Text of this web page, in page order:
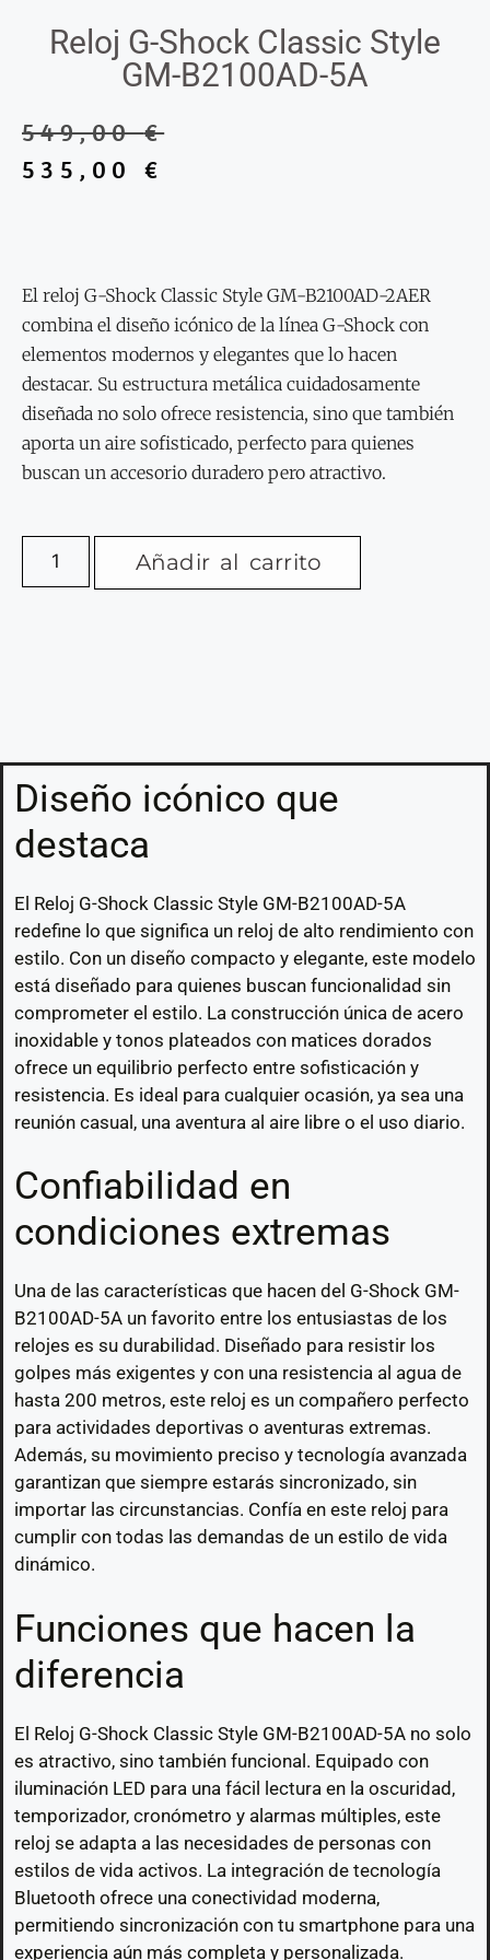
Reloj G-Shock Classic Style
GM-B2100AD-5A
549,00€
535,00 €
El reloj G-Shock Classic Style GM-B2100AD-2AER
combina el diseño icónico de la línea G-Shock con
elementos modernos y elegantes que lo hacen
destacar. Su estructura metálica cuidadosamente
diseñada no solo ofrece resistencia, sino que también
aporta un aire sofisticado, perfecto para quienes
buscan un accesorio duradero pero atractivo.
Añadir al carrito
Diseño icónico que
destaca
El Reloj G-Shock Classic Style GM-B2100AD-5A
redefine lo que significa un reloj de alto rendimiento con
estilo. Con un diseño compacto y elegante, este modelo
está diseñado para quienes buscan funcionalidad sin
comprometer el estilo. La construcción única de acero
inoxidable y tonos plateados con matices dorados
ofrece un equilibrio perfecto entre sofisticación y
resistencia. Es ideal para cualquier ocasión, ya sea una
reunión casual, una aventura al aire libre o el uso diario.
Confiabilidad en
condiciones extremas
Una de las características que hacen del G-Shock GM-
B2100AD-5A un favorito entre los entusiastas de los
relojes es su durabilidad. Diseñado para resistir los
golpes más exigentes y con una resistencia al agua de
hasta 200 metros, este reloj es un compañero perfecto
para actividades deportivas o aventuras extremas.
Además, su movimiento preciso y tecnología avanzada
garantizan que siempre estarás sincronizado, sin
importar las circunstancias. Confía en este reloj para
cumplir con todas las demandas de un estilo de vida
dinámico.
Funciones que hacen la
diferencia
El Reloj G-Shock Classic Style GM-B2100AD-5A no solo
es atractivo, sino también funcional. Equipado con
iluminación LED para una fácil lectura en la oscuridad,
temporizador, cronómetro y alarmas múltiples, este
reloj se adapta a las necesidades de personas con
estilos de vida activos. La integración de tecnología
Bluetooth ofrece una conectividad moderna,
permitiendo sincronización con tu smartphone para una
experiencia aún más completa y personalizada.